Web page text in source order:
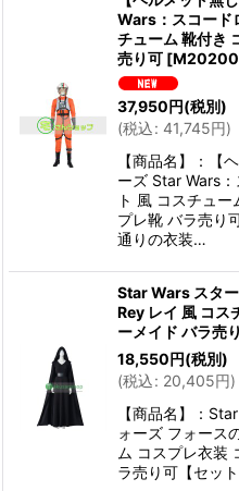
Wars：スコード
チューム 靴付き
売り可 [
37,950円(税別)
(税込: 41,745円)
【商品名】：【
ーズ Star Wars
ト 風 コスチュ
プレ靴 バラ売り
通りの衣装…
Star Wars スタ
Rey レイ 風 コス
ーメイド バラ売
18,550円(税別)
(税込: 20,405円)
【商品名】：
ォーズ フォース
ム コスプレ衣装
ラ売り可【セッ